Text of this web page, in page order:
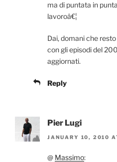
ma di puntata in
lavoroâ€¦
Dai, domani che
con gli episodi del
aggiornati.
Reply
Pier Lugi
JANUARY 10, 2010
@ Massimo: